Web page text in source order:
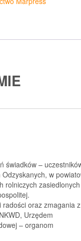
świadków –
w
rolniczych zasiedlonych
radości oraz zmagania z
Urzędem
– organom